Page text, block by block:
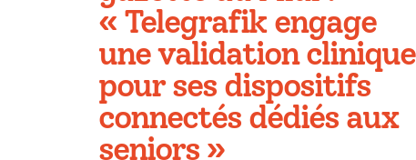
« Telegrafik engage
une validation clinique
pour ses dispositifs
connectés dédiés aux
seniors »